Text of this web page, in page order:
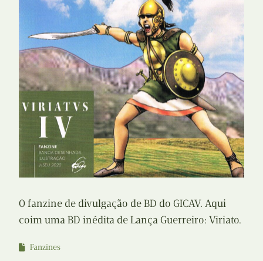
O fanzine de divulgação de BD do GICAV. Aqui
coim uma BD inédita de Lança Guerreiro: Viriato.
Fanzines